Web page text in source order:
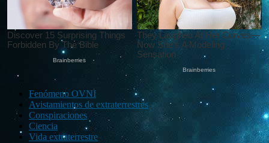
Fenómeno OVNI
Avistamientos de extraterrestres
Conspiraciones
Ciencia
Vida extraterrestre